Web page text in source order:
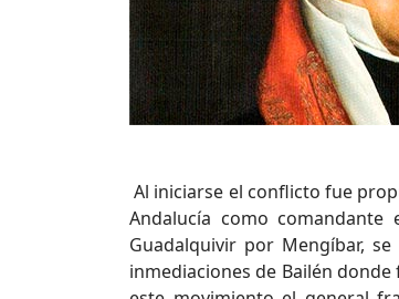
Al iniciarse el conflicto fue
Andalucía como
Guadalquivir por Mengíbar,
inmediaciones de Bailén